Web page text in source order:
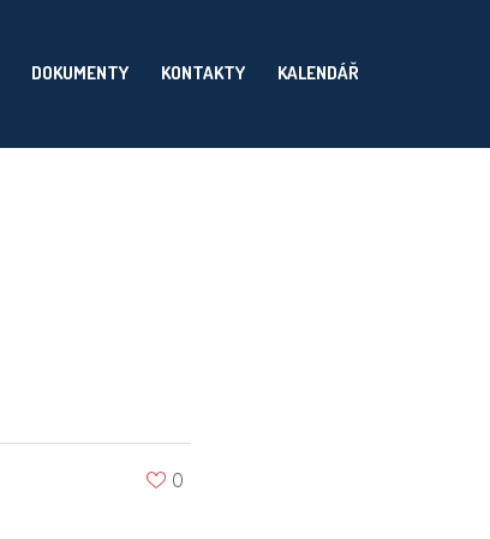
DOKUMENTY KONTAKTY KALENDÁŘ
0